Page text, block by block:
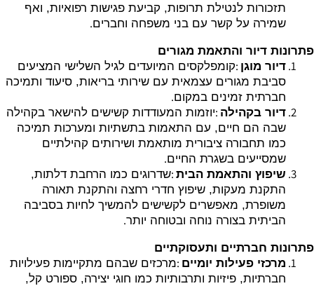
תזכורות לנטילת תרופות, קביעת פגישות רפואיות, ואף
שמירה על קשר עם בני משפחה וחברים.
פתרונות דיור והתאמת מגורים
דיור מוגן :קומפלקסים המיועדים לגיל השלישי המציעים
סביבת מגורים עצמאית עם שירותי בריאות, סיעוד ותמיכה
חברתית זמינים במקום.
דיור בקהילה :יוזמות המעודדות קשישים להישאר בקהילה
שבה הם חיים, עם התאמות בתשתיות ומערכות תמיכה
כמו תחבורה ציבורית מותאמת ושירותים קהילתיים
שמסייעים בשגרת החיים.
שיפוץ והתאמת הבית :שדרוגים כמו הרחבת דלתות,
התקנת מעקות, שיפוץ חדרי רחצה והתקנת תאורה
משופרת, מאפשרים לקשישים להמשיך לחיות בסביבה
הביתית בצורה נוחה ובטוחה יותר.
פתרונות חברתיים ותעסוקתיים
מרכזי פעילות יומיים :מרכזים שבהם מתקיימות פעילויות
חברתיות, פיזיות ותרבותיות כמו חוגי יצירה, ספורט קל,